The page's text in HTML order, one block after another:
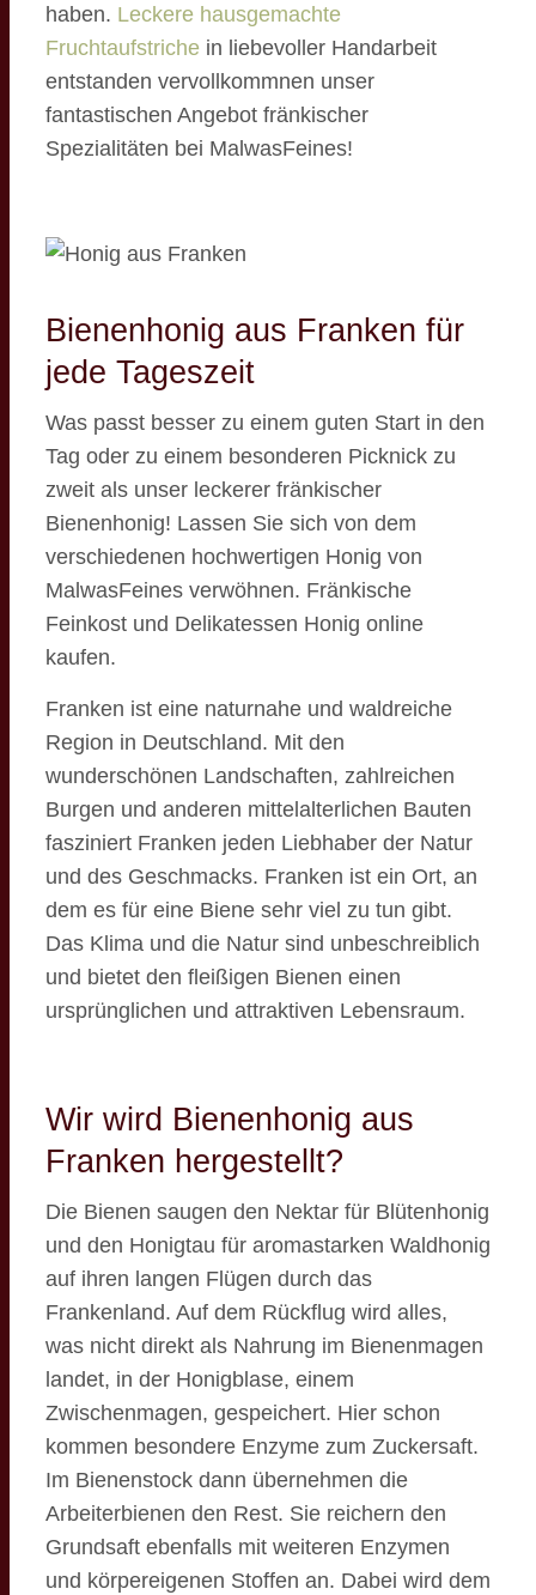
haben. Leckere hausgemachte
Fruchtaufstriche in liebevoller Handarbeit
entstanden vervollkommnen unser
fantastischen Angebot fränkischer
Spezialitäten bei MalwasFeines!
Bienenhonig aus Franken für
jede Tageszeit
Was passt besser zu einem guten Start in den
Tag oder zu einem besonderen Picknick zu
zweit als unser leckerer fränkischer
Bienenhonig! Lassen Sie sich von dem
verschiedenen hochwertigen Honig von
MalwasFeines verwöhnen. Fränkische
Feinkost und Delikatessen Honig online
kaufen.
Franken ist eine naturnahe und waldreiche
Region in Deutschland. Mit den
wunderschönen Landschaften, zahlreichen
Burgen und anderen mittelalterlichen Bauten
fasziniert Franken jeden Liebhaber der Natur
und des Geschmacks. Franken ist ein Ort, an
dem es für eine Biene sehr viel zu tun gibt.
Das Klima und die Natur sind unbeschreiblich
und bietet den fleißigen Bienen einen
ursprünglichen und attraktiven Lebensraum.
Wir wird Bienenhonig aus
Franken hergestellt?
Die Bienen saugen den Nektar für Blütenhonig
und den Honigtau für aromastarken Waldhonig
auf ihren langen Flügen durch das
Frankenland. Auf dem Rückflug wird alles,
was nicht direkt als Nahrung im Bienenmagen
landet, in der Honigblase, einem
Zwischenmagen, gespeichert. Hier schon
kommen besondere Enzyme zum Zuckersaft.
Im Bienenstock dann übernehmen die
Arbeiterbienen den Rest. Sie reichern den
Grundsaft ebenfalls mit weiteren Enzymen
und körpereigenen Stoffen an. Dabei wird dem